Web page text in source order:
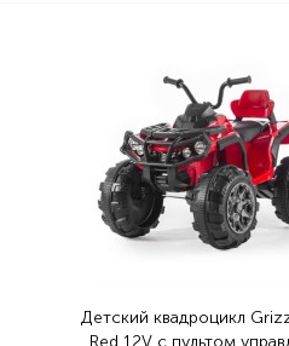
Детский квадроцикл
Red 12V с пультом